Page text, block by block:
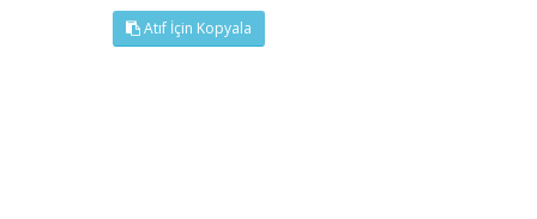
Atıf İçin Kopyala